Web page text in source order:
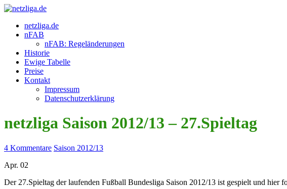
netzliga.de
nFAB
nFAB: Regeländerungen
Historie
Ewige Tabelle
Preise
Kontakt
Impressum
Datenschutzerklärung
netzliga Saison 2012/13 – 27.Spieltag
4 Kommentare Saison 2012/13
Apr. 02
Der 27.Spieltag der laufenden Fußball Bundesliga Saison 2012/13 ist gespielt und hier